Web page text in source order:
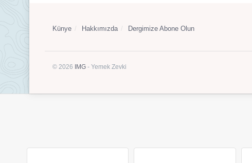
Künye Hakkımızda Dergimize Abone Olun
© 2026 IMG - Yemek Zevki